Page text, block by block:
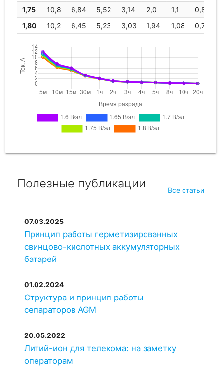
1,75 10,8 6,84 5,52 3,14 2,0 1,1 0,8
1,80
10,2 6,45 5,23 3,03 1,94 1,08 0,78
Полезные публикации Все статьи
07.03.2025
Принцип работы герметизированных
свинцово-кислотных аккумуляторных
батарей
01.02.2024
Структура и принцип работы
сепараторов AGM
20.05.2022
Литий-ион для телекома: на заметку
операторам